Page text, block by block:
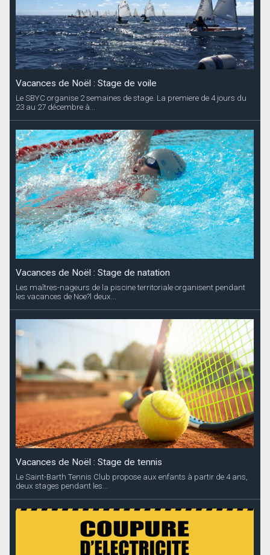
Vacances de Noël : Stage de voile
Le SBYC organise 2 semaines de stage. La premiere de 4 jours du
23 au 27 décembre à...
Vacances de Noël : Stage de natation
Les maîtres-nageurs de la piscine territoriale organisent pendant
les vacances de Noe?l deux...
Vacances de Noël : Stage de tennis
Le Saint-Barth Tennis Club propose aux enfants à partir de 4 ans,
deux stages pendant les...